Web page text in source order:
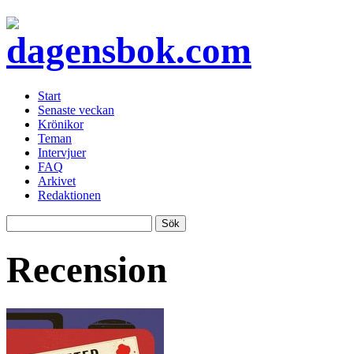
Start
Senaste veckan
Krönikor
Teman
Intervjuer
FAQ
Arkivet
Redaktionen
Recension